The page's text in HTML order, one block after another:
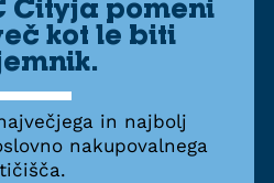
Cityja pomeni
kot le biti
in najbolj
nakupovalnega